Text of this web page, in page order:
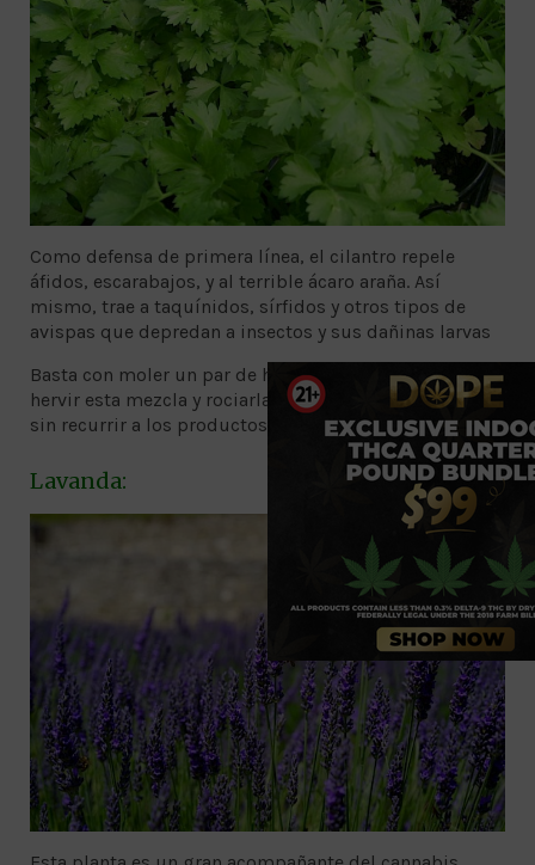
Como defensa de primera línea, el cilantro repele
áfidos, escarabajos, y al terrible ácaro araña. Así
mismo, trae a taquínidos, sírfidos y otros tipos de
avispas que depredan a insectos y sus dañinas larvas
Basta con moler un par de hojas de cilantro en agua,
hervir esta mezcla y rociarla para controlar a las pestes
sin recurrir a los productos comerciales.
Lavanda: